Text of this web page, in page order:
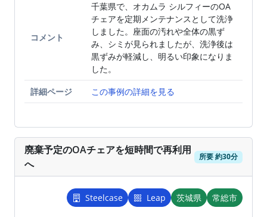
コメント
千葉県で、オカムラ シルフィーのOA
チェアを定期メンテナンスとして洗浄
しました。座面の汚れや全体の黒ず
み、シミが見られましたが、洗浄後は
黒ずみが軽減し、明るい印象になりま
した。
詳細ページ
この事例の詳細を見る
廃棄予定のOAチェアを短時間で再利用
へ
所要 約30分
Steelcase Leap 茨城県 常総市